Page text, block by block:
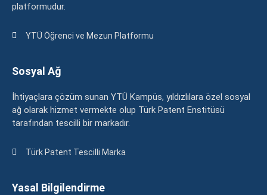
platformudur.
YTÜ Öğrenci ve Mezun Platformu
Sosyal Ağ
İhtiyaçlara çözüm sunan YTÜ Kampüs, yıldızlılara özel sosyal
ağ olarak hizmet vermekte olup Türk Patent Enstitüsü
tarafından tescilli bir markadır.
Türk Patent Tescilli Marka
Yasal Bilgilendirme